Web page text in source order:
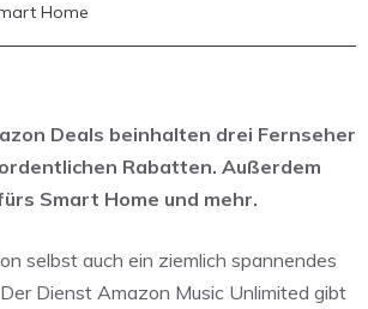
Home
Deals beinhalten drei Fernseher
Rabatten. Außerdem
Smart Home und mehr.
selbst auch ein ziemlich spannendes
Dienst Amazon Music Unlimited gibt